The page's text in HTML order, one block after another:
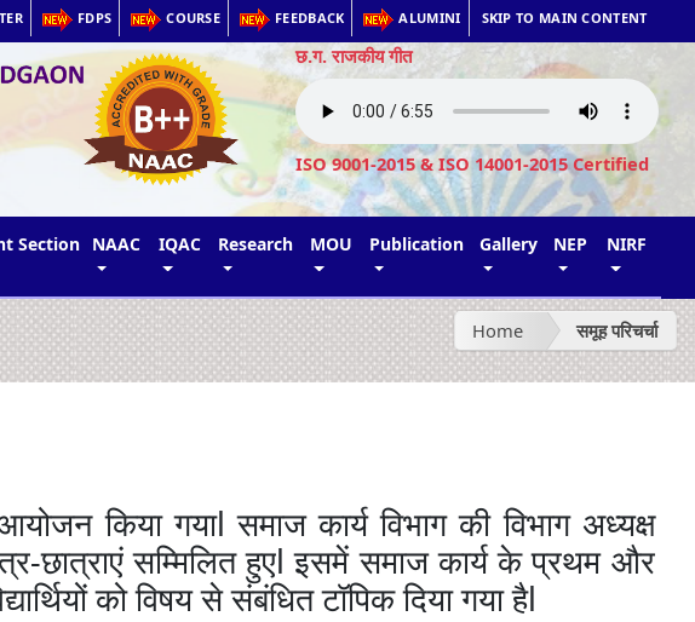
FDPS COURSE FEEDBACK ALUMINI SKIP TO MAIN CONTENT
छ.ग. राजकीय गीत
ISO 9001-2015 & ISO 14001-2015 Certified
Section NAAC IQAC Research MOU Publication Gallery NEP NIRF
Home समूह परिचर्चा
किया गयाlसमाज कार्य विभाग की विभाग अध्यक्ष
-छात्राएं सम्मिलित हुएlइसमें समाज कार्य के प्रथम और
को विषय से संबंधित टॉपिक दिया गया हैl